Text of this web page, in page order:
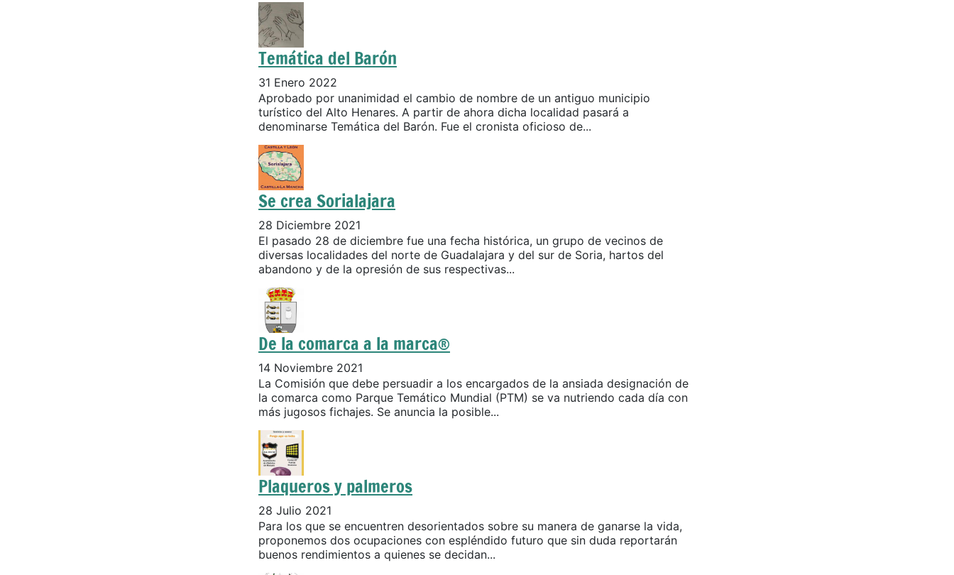
Temática del Barón
31 Enero 2022
Aprobado por unanimidad el cambio de nombre de un antiguo municipio
turístico del Alto Henares. A partir de ahora dicha localidad pasará a
denominarse Temática del Barón. Fue el cronista oficioso de...
Se crea Sorialajara
28 Diciembre 2021
El pasado 28 de diciembre fue una fecha histórica, un grupo de vecinos de
diversas localidades del norte de Guadalajara y del sur de Soria, hartos del
abandono y de la opresión de sus respectivas...
De la comarca a la marca®
14 Noviembre 2021
La Comisión que debe persuadir a los encargados de la ansiada designación de
la comarca como Parque Temático Mundial (PTM) se va nutriendo cada día con
más jugosos fichajes. Se anuncia la posible...
Plaqueros y palmeros
28 Julio 2021
Para los que se encuentren desorientados sobre su manera de ganarse la vida,
proponemos dos ocupaciones con espléndido futuro que sin duda reportarán
buenos rendimientos a quienes se decidan...